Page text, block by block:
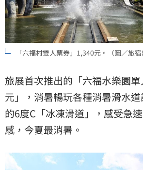
「六福村雙人票券」1,340元。（圖／旅宿
旅展首次推出的「六福水樂園
元」，消暑暢玩各種消暑滑水
的6度C「冰凍滑道」，感受急
感，今夏最消暑。